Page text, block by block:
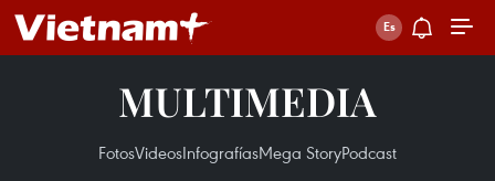
MULTIMEDIA
FotosVideosInfografíasMega StoryPodcast